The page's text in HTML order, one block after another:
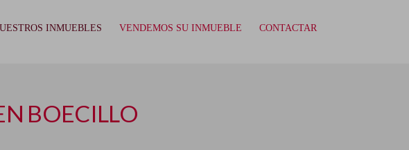
INMUEBLES VENDEMOS SU INMUEBLE CONTACTAR
BOECILLO